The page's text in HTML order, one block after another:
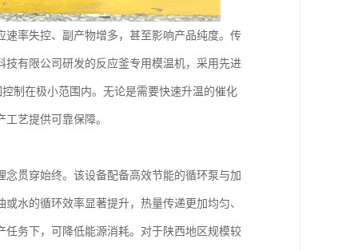
率失控、副产物增多，甚至影响产品纯度。传
有限公司研发的反应釜专用模温机，采用先进
制在极小范围内。无论是需要快速升温的催化
艺提供可靠保障。
贯穿始终。该设备配备高效节能的循环泵与加
水的循环效率显著提升，热量传递更加均匀、
务下，可降低能源消耗。对于陕西地区规模较